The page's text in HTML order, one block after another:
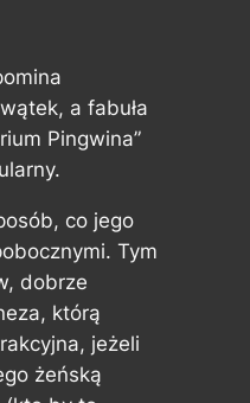
a fabuła
Pingwina”
co jego
Tym
dobrze
którą
jeżeli
żeńską